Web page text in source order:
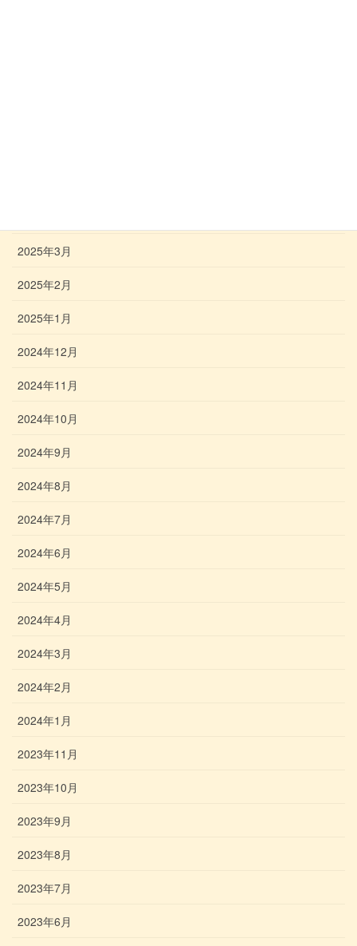
2025年3月
2025年2月
2025年1月
2024年12月
2024年11月
2024年10月
2024年9月
2024年8月
2024年7月
2024年6月
2024年5月
2024年4月
2024年3月
2024年2月
2024年1月
2023年11月
2023年10月
2023年9月
2023年8月
2023年7月
2023年6月